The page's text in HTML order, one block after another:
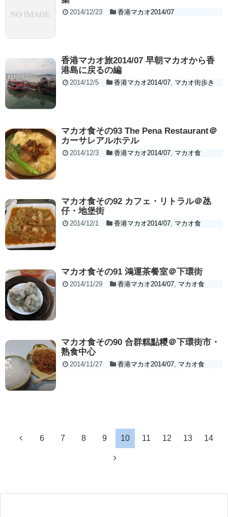
2014/12/23 香港マカオ2014/07
香港マカオ旅2014/07 早朝マカオから香
港島に戻るの編
2014/12/5 香港マカオ2014/07, マカオ街歩き
マカオ食その93 The Pena Restaurant＠
カーサレアルホテル
2014/12/3 香港マカオ2014/07, マカオ食
マカオ食その92 カフェ・リトラル＠氹
仔・地堡街
2014/12/1 香港マカオ2014/07, マカオ食
マカオ食その91 鴻運茶餐室＠下環街
2014/11/29 香港マカオ2014/07, マカオ食
マカオ食その90 合群糕點糭＠下環街市・
熟食中心
2014/11/27 香港マカオ2014/07, マカオ食
6 7 8 9 10 11 12 13 14